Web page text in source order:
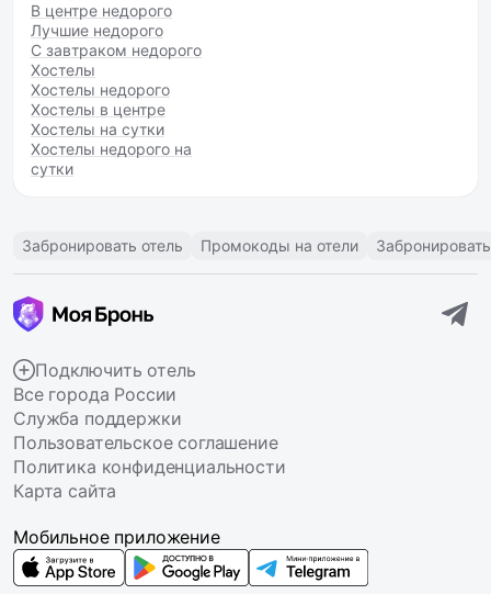
В центре недорого
Лучшие недорого
С завтраком недорого
Хостелы
Хостелы недорого
Хостелы в центре
Хостелы на сутки
Хостелы недорого на
сутки
Забронировать отель Промокоды на отели
Подключить отель
Все города России
Служба поддержки
Пользовательское соглашение
Политика конфиденциальности
Карта сайта
Мобильное приложение